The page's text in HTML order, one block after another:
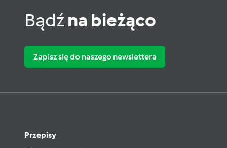
Bądźna bieżąco
Zapisz się do naszego newslettera
Przepisy